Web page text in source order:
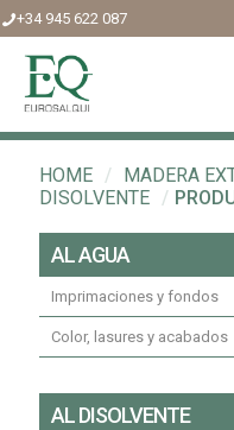
+34 945 622 087
HOME / MADERA
DISOLVENTE /
AL AGUA
Imprimaciones y fondos
Color, lasures y acabados
AL DISOLVENTE